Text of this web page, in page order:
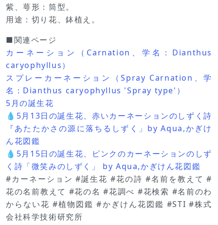
紫、萼形：筒型。
用途：切り花、鉢植え。
■関連ページ
カーネーション（Carnation、学名：Dianthus
caryophyllus）
スプレーカーネーション（Spray Carnation、学
名：Dianthus caryophyllus 'Spray type'）
5月の誕生花
💧5月13日の誕生花、赤いカーネーションのしずく詩
『あたたかさの源に落ちるしずく」by Aqua,かぎけ
ん花図鑑
💧5月15日の誕生花、ピンクのカーネーションのしず
く詩「微笑みのしずく」 by Aqua,かぎけん花図鑑
#カーネーション #誕生花 #花の詩 #名前を教えて #
花の名前教えて #花の名 #花調べ #花検索 #名前のわ
からない花 #植物図鑑 #かぎけん花図鑑 #STI #株式
会社科学技術研究所